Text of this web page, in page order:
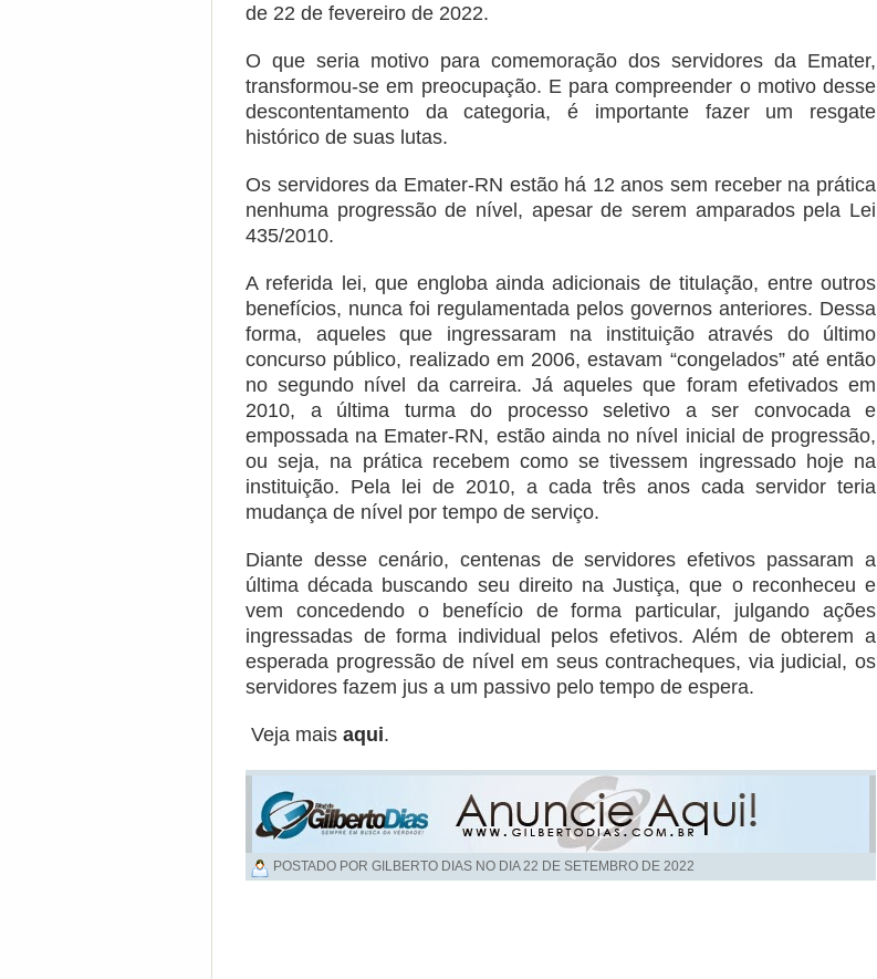
de 22 de fevereiro de 2022.
O que seria motivo para comemoração dos servidores da Emater,
transformou-se em preocupação. E para compreender o motivo desse
descontentamento da categoria, é importante fazer um resgate
histórico de suas lutas.
Os servidores da Emater-RN estão há 12 anos sem receber na prática
nenhuma progressão de nível, apesar de serem amparados pela Lei
435/2010.
A referida lei, que engloba ainda adicionais de titulação, entre outros
benefícios, nunca foi regulamentada pelos governos anteriores. Dessa
forma, aqueles que ingressaram na instituição através do último
concurso público, realizado em 2006, estavam “congelados” até então
no segundo nível da carreira. Já aqueles que foram efetivados em
2010, a última turma do processo seletivo a ser convocada e
empossada na Emater-RN, estão ainda no nível inicial de progressão,
ou seja, na prática recebem como se tivessem ingressado hoje na
instituição. Pela lei de 2010, a cada três anos cada servidor teria
mudança de nível por tempo de serviço.
Diante desse cenário, centenas de servidores efetivos passaram a
última década buscando seu direito na Justiça, que o reconheceu e
vem concedendo o benefício de forma particular, julgando ações
ingressadas de forma individual pelos efetivos. Além de obterem a
esperada progressão de nível em seus contracheques, via judicial, os
servidores fazem jus a um passivo pelo tempo de espera.
Veja mais aqui.
POSTADO POR GILBERTO DIAS NO DIA22 DE SETEMBRO DE 2022